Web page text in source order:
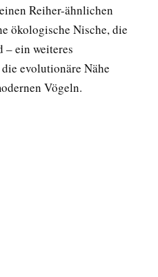
Reiher-ähnlichen
ökologische Nische, die
– ein weiteres
evolutionäre Nähe
Vögeln.